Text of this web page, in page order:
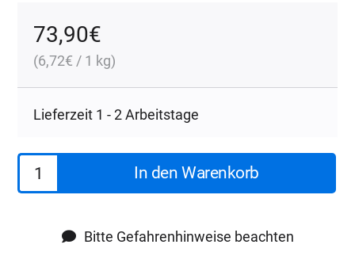
73,90€
(6,72€ / 1 kg)
Lieferzeit 1 - 2 Arbeitstage
Koch
Chemie
In den Warenkorb
Bitte Gefahrenhinweise beachten